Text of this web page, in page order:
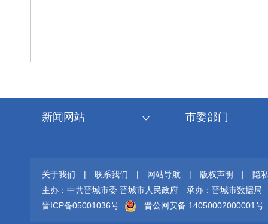
新闻网站 市委部门
关于我们 | 联系我们 | 网站导航 | 版权声明 |
隐
主办：中共晋城市委 晋城市人民政府
承办：晋城市数据局
晋ICP备05001036号
晋公网安备 14050002000001号